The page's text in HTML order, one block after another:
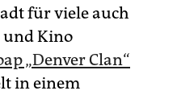
für viele auch
und Kino
„Denver Clan“
in einem